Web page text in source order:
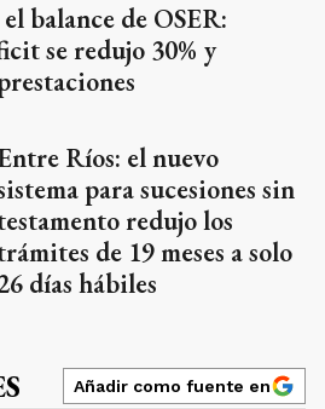
balance de OSER:
se redujo 30% y
Ríos: el nuevo
para sucesiones sin
redujo los
de 19 meses a solo
días hábiles
Añadir como fuente en